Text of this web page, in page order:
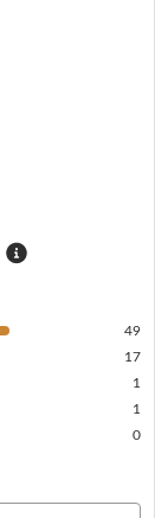
49
17
1
1
0